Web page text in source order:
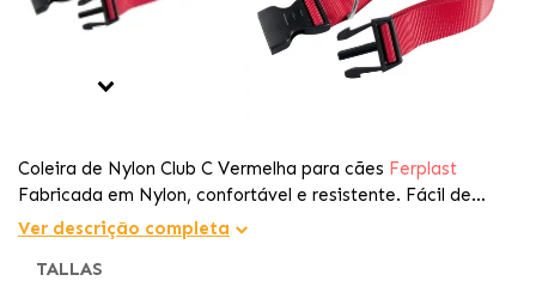
Coleira de Nylon Club C Vermelha para cães Ferplast
Fabricada em Nylon, confortável e resistente. Fácil de
colocar e ajustar. Fecho de plástico
Ver descrição completa
TALLAS